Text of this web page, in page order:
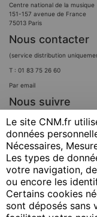
Le site CNM.fr
données
Nécessaires,
Les types de
votre navigation,
ou encore les
Certains cookies
sont déposés sans
Centre national de la musique
151-157 avenue de France
75013 Paris
Nous contacter
(service distribution
T : 01 83 75 26 60
Par email
Nous suivre